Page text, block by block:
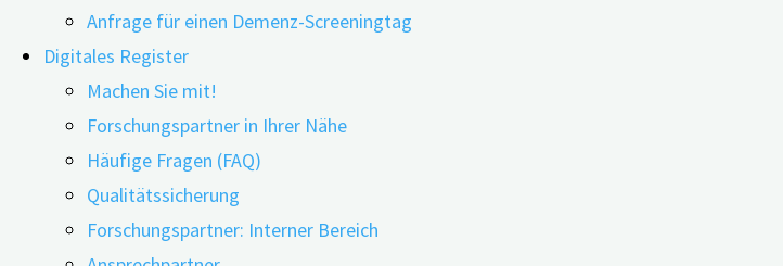
Anfrage für einen Demenz-Screeningtag
Digitales Register
Machen Sie mit!
Forschungspartner in Ihrer Nähe
Häufige Fragen (FAQ)
Qualitätssicherung
Forschungspartner: Interner Bereich